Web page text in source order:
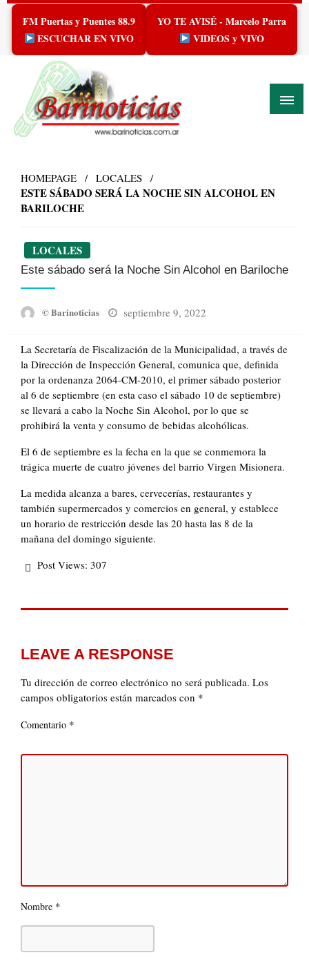
Skip
content
FM Puertas y Puentes 88.9
ESCUCHAR EN VIVO
YO TE AVISÉ - Marcelo Parra
VIDEOS y VIVO
HOMEPAGE LOCALES
ESTE SÁBADO SERÁ LA NOCHE SIN ALCOHOL EN
BARILOCHE
LOCALES
Este sábado será la Noche Sin Alcohol en Bariloche
© Barinoticias
Posted
septiembre 9, 2022
La Secretaría de Fiscalización de la Municipalidad, a través de
la Dirección de Inspección General, comunica que, definida
por la ordenanza 2064-CM-2010, el primer sábado posterior
al 6 de septiembre (en esta caso el sábado 10 de septiembre)
se llevará a cabo la Noche Sin Alcohol, por lo que se
prohibirá la venta y consumo de bebidas alcohólicas.
El 6 de septiembre es la fecha en la que se conmemora la
trágica muerte de cuatro jóvenes del barrio Virgen Misionera.
La medida alcanza a bares, cervecerías, restaurantes y
también supermercados y comercios en general, y establece
un horario de restricción desde las 20 hasta las 8 de la
mañana del domingo siguiente.
Post Views: 307
LEAVE A RESPONSE
Tu dirección de correo electrónico no será publicada. Los
campos obligatorios están marcados con *
Comentario *
Nombre *